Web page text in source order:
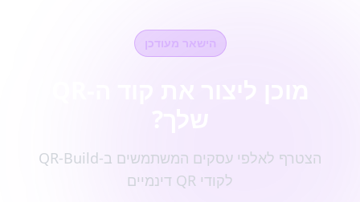
הישאר מעודכן
הצטרף לאלפי עסקים המשתמשים ב-QR-Build
לקודי QR דינמיים